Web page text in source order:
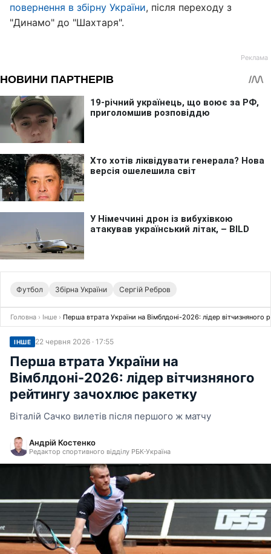
повернення в збірну України, після переходу з
"Динамо" до "Шахтаря".
Футбол Збірна України Сергій Ребров
Головна › Інше › Перша втрата України на Вімблдоні-2026: лідер вітчизняного
ІНШЕ 22 червня 2026 · 17:55
Перша втрата України на
Вімблдоні-2026: лідер вітчизняного
рейтингу зачохлює ракетку
Віталій Сачко вилетів після першого ж матчу
Андрій Костенко
Редактор спортивного відділу РБК-Україна